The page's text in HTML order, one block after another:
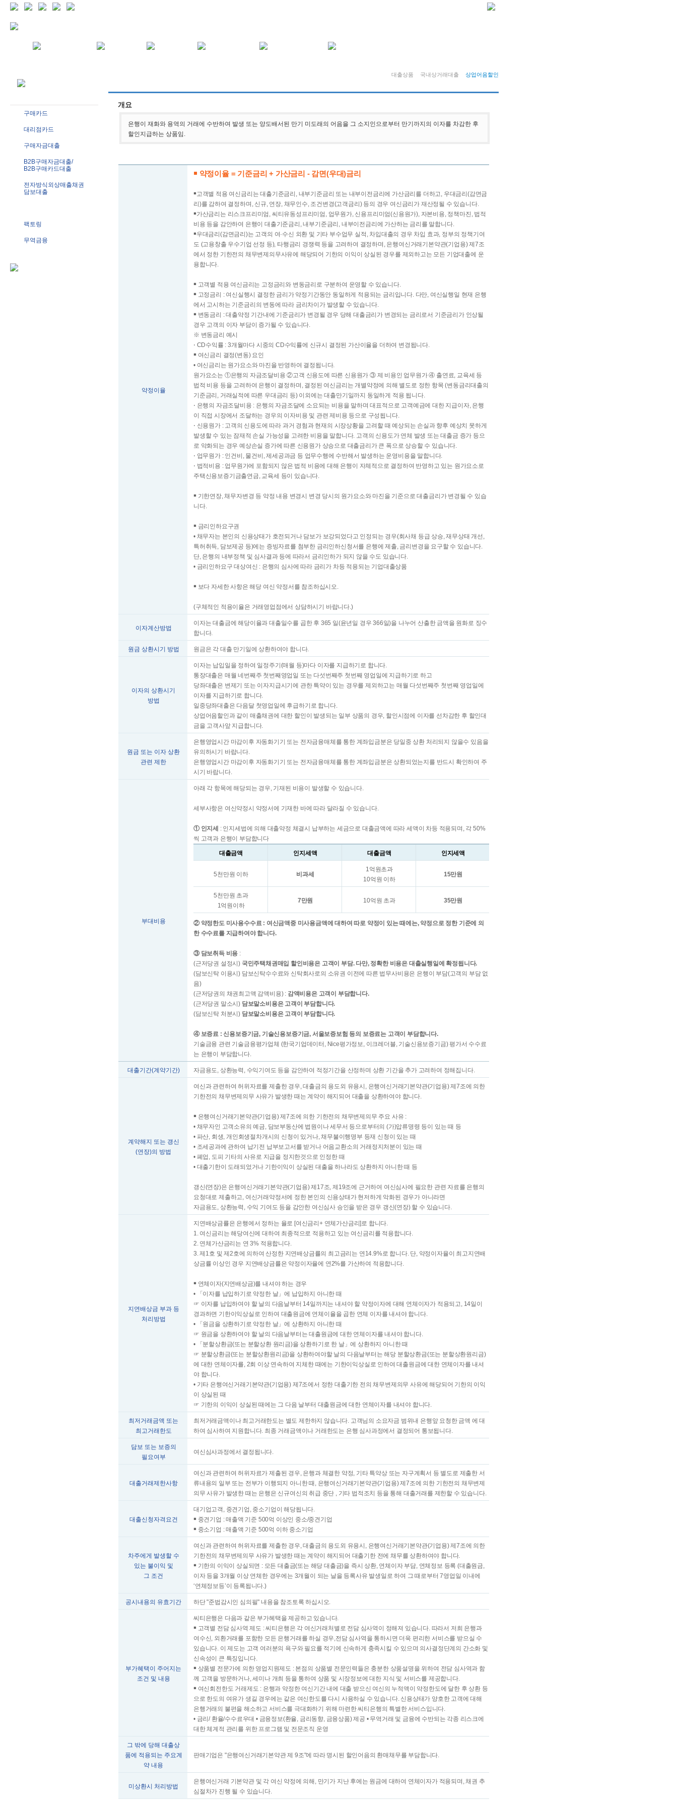
구매카드
대리점카드
구매자금대출
B2B구매자금대출/
B2B구매카드대출
전자방식외상매출채권
담보대출
팩토링
무역금융
대출상품 국내상거래대출 상업어음할인
개요
은행이 재화와 용역의 거래에 수반하여 발생 또는 양도배서된 만기 미도래의 어음을 그 소지인으로부터 만기까지의 이자를 차감한 후
할인지급하는 상품임.
약정이율
￭ 약정이율 = 기준금리 + 가산금리 - 감면(우대)금리
￭고객별 적용 여신금리는 대출기준금리, 내부기준금리 또는 내부이전금리에 가산금리를 더하고, 우대금리(감면금
리)를 감하여 결정하며, 신규, 연장, 채무인수, 조건변경(고객금리) 등의 경우 여신금리가 재산정될 수 있습니다.
￭가산금리는 리스크프리미엄, 씨티유동성프리미엄, 업무원가, 신용프리미엄(신용원가), 자본비용, 정책마진, 법적
비용 등을 감안하여 은행이 대출기준금리, 내부기준금리, 내부이전금리에 가산하는 금리를 말합니다.
￭우대금리(감면금리)는 고객의 여·수신 외환 및 기타 부수업무 실적, 차입대출의 경우 차입 효과, 정부의 정책기여
도 (고용창출 우수기업 선정 등), 타행금리 경쟁력 등을 고려하여 결정하며, 은행여신거래기본약관(기업용) 제7조
에서 정한 기한전의 채무변제의무사유에 해당되어 기한의 이익이 상실된 경우를 제외하고는 모든 기업대출에 운
용합니다.
￭ 고객별 적용 여신금리는 고정금리와 변동금리로 구분하여 운영할 수 있습니다.
￭ 고정금리 : 여신실행시 결정한 금리가 약정기간동안 동일하게 적용되는 금리입니다. 다만, 여신실행일 현재 은행
에서 고시하는 기준금리의 변동에 따라 금리차이가 발생할 수 있습니다.
￭ 변동금리 : 대출약정 기간내에 기준금리가 변경될 경우 당해 대출금리가 변경되는 금리로서 기준금리가 인상될
경우 고객의 이자 부담이 증가될 수 있습니다.
※ 변동금리 예시
⋅ CD수익률 : 3개월마다 시중의 CD수익률에 신규시 결정된 가산이율을 더하여 변경됩니다.
￭ 여신금리 결정(변동) 요인
• 여신금리는 원가요소와 마진을 반영하여 결정됩니다.
원가요소는 ①은행의 자금조달비용 ②고객 신용도에 따른 신용원가 ③ 제 비용인 업무원가 ④ 출연료, 교육세 등
법적 비용 등을 고려하여 은행이 결정하며, 결정된 여신금리는 개별약정에 의해 별도로 정한 항목 (변동금리대출의
기준금리, 거래실적에 따른 우대금리 등) 이외에는 대출만기일까지 동일하게 적용 됩니다.
⋅ 은행의 자금조달비용 : 은행의 자금조달에 소요되는 비용을 말하며 대표적으로 고객예금에 대한 지급이자, 은행
이 직접 시장에서 조달하는 경우의 이자비용 및 관련 제비용 등으로 구성됩니다.
⋅ 신용원가 : 고객의 신용도에 따라 과거 경험과 현재의 시장상황을 고려할 때 예상되는 손실과 향후 예상치 못하게
발생할 수 있는 잠재적 손실 가능성을 고려한 비용을 말합니다. 고객의 신용도가 연체 발생 또는 대출금 증가 등으
로 악화되는 경우 예상손실 증가에 따른 신용원가 상승으로 대출금리가 큰 폭으로 상승할 수 있습니다.
⋅ 업무원가 : 인건비, 물건비, 제세공과금 등 업무수행에 수반해서 발생하는 운영비용을 말합니다.
⋅ 법적비용 : 업무원가에 포함되지 않은 법적 비용에 대해 은행이 자체적으로 결정하여 반영하고 있는 원가요소로
주택신용보증기금출연금, 교육세 등이 있습니다.
￭ 기한연장, 채무자변경 등 약정 내용 변경시 변경 당시의 원가요소와 마진을 기준으로 대출금리가 변경될 수 있습
니다.
￭ 금리인하요구권
• 채무자는 본인의 신용상태가 호전되거나 담보가 보강되었다고 인정되는 경우(회사채 등급 상승, 재무상태 개선,
특허취득, 담보제공 등)에는 증빙자료를 첨부한 금리인하신청서를 은행에 제출, 금리변경을 요구할 수 있습니다.
단, 은행의 내부정책 및 심사결과 등에 따라서 금리인하가 되지 않을 수도 있습니다.
• 금리인하요구 대상여신 : 은행의 심사에 따라 금리가 차등 적용되는 기업대출상품
￭ 보다 자세한 사항은 해당 여신 약정서를 참조하십시오.
(구체적인 적용이율은 거래영업점에서 상담하시기 바랍니다.)
이자계산방법
이자는 대출금에 해당이율과 대출일수를 곱한 후 365 일(윤년일 경우 366일)을 나누어 산출한 금액을 원화로 징수
합니다.
원금 상환시기 방법 원금은 각 대출 만기일에 상환하여야 합니다.
이자의 상환시기
방법
이자는 납입일을 정하여 일정주기(매월 등)마다 이자를 지급하기로 합니다.
통장대출은 매월 네번째주 첫번째영업일 또는 다섯번째주 첫번째 영업일에 지급하기로 하고
당좌대출은 변제기 또는 이자지급시기에 관한 특약이 있는 경우를 제외하고는 매월 다섯번째주 첫번째 영업일에
이자를 지급하기로 합니다.
일중당좌대출은 다음달 첫영업일에 후급하기로 합니다.
상업어음할인과 같이 매출채권에 대한 할인이 발생되는 일부 상품의 경우, 할인시점에 이자를 선차감한 후 할인대
금을 고객사앞 지급합니다.
원금 또는 이자 상환
관련 제한
은행영업시간 마감이후 자동화기기 또는 전자금융매체를 통한 계좌입금분은 당일중 상환 처리되지 않을수 있음을
유의하시기 바랍니다.
은행영업시간 마감이후 자동화기기 또는 전자금융매체를 통한 계좌입금분은 상환되었는지를 반드시 확인하여 주
시기 바랍니다.
부대비용
아래 각 항목에 해당되는 경우, 기재된 비용이 발생할 수 있습니다.
세부사항은 여신약정시 약정서에 기재한 바에 따라 달라질 수 있습니다.
① 인지세
: 인지세법에 의해 대출약정 체결시 납부하는 세금으로 대출금액에 따라 세액이 차등 적용되며, 각 50%
씩 고객과 은행이 부담합니다
대출금액 인지세액 대출금액 인지세액
5천만원 이하 비과세
1억원초과
10억원 이하
15만원
5천만원 초과
1억원이하
7만원 10억원 초과 35만원
② 약정한도 미사용수수료 : 여신금액중 미사용금액에 대하여 따로 약정이 있는 때에는, 약정으로 정한 기준에 의
한 수수료를 지급하여야 합니다.
③ 담보취득 비용 :
(근저당권 설정시) 국민주택채권매입 할인비용은 고객이 부담. 다만, 정확한 비용은 대출실행일에 확정됩니다.
(담보신탁 이용시) 담보신탁수수료와 신탁회사로의 소유권 이전에 따른 법무사비용은 은행이 부담(고객의 부담 없
음)
(근저당권의 채권최고액 감액비용) : 감액비용은 고객이 부담합니다.
(근저당권 말소시) 담보말소비용은 고객이 부담합니다.
(담보신탁 처분시) 담보말소비용은 고객이 부담합니다.
④ 보증료 : 신용보증기금, 기술신용보증기금, 서울보증보험 등의 보증료는 고객이 부담합니다.
기술금융 관련 기술금융평가업체 (한국기업데이터, Nice평가정보, 이크레더블, 기술신용보증기금) 평가서 수수료
는 은행이 부담합니다.
대출기간(계약기간) 자금용도, 상환능력, 수익기여도 등을 감안하여 적정기간을 산정하며 상환 기간을 추가 고려하여 정해집니다.
계약해지 또는 갱신
(연장)의 방법
여신과 관련하여 허위자료를 제출한 경우, 대출금의 용도외 유용시, 은행여신거래기본약관(기업용) 제7조에 의한
기한전의 채무변제의무 사유가 발생한 때는 계약이 해지되어 대출을 상환하여야 합니다.
￭ 은행여신거래기본약관(기업용) 제7조에 의한 기한전의 채무변제의무 주요 사유 :
• 채무자인 고객소유의 예금, 담보부동산에 법원이나 세무서 등으로부터의 (가)압류명령 등이 있는 때 등
• 파산, 회생, 개인회생절차개시의 신청이 있거나, 채무불이행명부 등재 신청이 있는 때
• 조세공과에 관하여 납기전 납부보고서를 받거나 어음교환소의 거래정지처분이 있는 때
• 폐업, 도피 기타의 사유로 지급을 정지한것으로 인정한 때
• 대출기한이 도래되었거나 기한이익이 상실된 대출을 하나라도 상환하지 아니한 때 등
갱신(연장)은 은행여신거래기본약관(기업용) 제17조, 제19조에 근거하여 여신심사에 필요한 관련 자료를 은행의
요청대로 제출하고, 여신거래약정서에 정한 본인의 신용상태가 현저하게 악화된 경우가 아니라면
자금용도, 상환능력, 수익 기여도 등을 감안한 여신심사 승인을 받은 경우 갱신(연장) 할 수 있습니다.
지연배상금 부과 등
처리방법
지연배상금률은 은행에서 정하는 율로 [여신금리+ 연체가산금리]로 합니다.
1. 여신금리는 해당여신에 대하여 최종적으로 적용하고 있는 여신금리를 적용합니다.
2. 연체가산금리는 연 3% 적용합니다.
3. 제1호 및 제2호에 의하여 산정한 지연배상금률의 최고금리는 연14.9%로 합니다. 단, 약정이자율이 최고지연배
상금률 이상인 경우 지연배상금률은 약정이자율에 연2%를 가산하여 적용합니다.
￭ 연체이자(지연배상금)를 내셔야 하는 경우
• 「이자를 납입하기로 약정한 날」에 납입하지 아니한 때
☞ 이자를 납입하여야 할 날의 다음날부터 14일까지는 내셔야 할 약정이자에 대해 연체이자가 적용되고, 14일이
경과하면 기한이익상실로 인하여 대출원금에 연체이율을 곱한 연체 이자를 내셔야 합니다.
• 「원금을 상환하기로 약정한 날」에 상환하지 아니한 때
☞ 원금을 상환하여야 할 날의 다음날부터는 대출원금에 대한 연체이자를 내셔야 합니다.
• 「분할상환금(또는 분할상환 원리금)을 상환하기로 한 날」에 상환하지 아니한 때
☞ 분할상환금(또는 분할상환원리금)을 상환하여야할 날의 다음날부터는 해당 분할상환금(또는 분할상환원리금)
에 대한 연체이자를, 2회 이상 연속하여 지체한 때에는 기한이익상실로 인하여 대출원금에 대한 연체이자를 내셔
야 합니다.
• 기타 은행여신거래기본약관(기업용) 제7조에서 정한 대출기한 전의 채무변제의무 사유에 해당되어 기한의 이익
이 상실된 때
☞ 기한의 이익이 상실된 때에는 그 다음 날부터 대출원금에 대한 연체이자를 내셔야 합니다.
최저거래금액 또는
최고거래한도
최저거래금액이나 최고거래한도는 별도 제한하지 않습니다. 고객님의 소요자금 범위내 은행앞 요청한 금액 에 대
하여 심사하여 지원합니다. 최종 거래금액이나 거래한도는 은행 심사과정에서 결정되어 통보됩니다.
담보 또는 보증의
필요여부
여신심사과정에서 결정됩니다.
대출거래제한사항
여신과 관련하여 허위자료가 제출된 경우, 은행과 체결한 약정, 기타 특약상 또는 자구계획서 등 별도로 제출한 서
류내용의 일부 또는 전부가 이행되지 아니한 때, 은행여신거래기본약관(기업용) 제7조에 의한 기한전의 채무변제
의무 사유가 발생한 때는 은행은 신규여신의 취급 중단 , 기타 법적조치 등을 통해 대출거래를 제한할 수 있습니다.
대출신청자격요건
대기업고객, 중견기업, 중소기업이 해당됩니다.
￭ 중견기업 : 매출액 기준 500억 이상인 중소/중견기업
￭ 중소기업 : 매출액 기준 500억 이하 중소기업
차주에게 발생할 수
있는 불이익 및
그 조건
여신과 관련하여 허위자료를 제출한 경우, 대출금의 용도외 유용시, 은행여신거래기본약관(기업용) 제7조에 의한
기한전의 채무변제의무 사유가 발생한 때는 계약이 해지되어 대출기한 전에 채무를 상환하여야 합니다.
￭ 기한의 이익이 상실되면 : 모든 대출금(또는 해당 대출금)을 즉시 상환, 연체이자 부담, 연체정보 등록 (대출원금,
이자 등을 3개월 이상 연체한 경우에는 3개월이 되는 날을 등록사유 발생일로 하여 그 때로부터 7영업일 이내에
‘연체정보등’이 등록됩니다.)
공시내용의 유효기간 하단 "준법감시인 심의필" 내용을 참조토록 하십시오.
부가혜택이 주어지는
조건 및 내용
씨티은행은 다음과 같은 부가헤택을 제공하고 있습니다.
￭ 고객별 전담 심사역 제도 : 씨티은행은 각 여신거래처별로 전담 심사역이 정해져 있습니다. 따라서 저희 은행과
여수신, 외환거래를 포함한 모든 은행거래를 하실 경우,전담 심사역을 통하시면 더욱 편리한 서비스를 받으실 수
있습니다. 이 제도는 고객 여러분의 욕구와 필요를 적기에 신속하게 충족시킬 수 있으며 의사결정단계의 간소화 및
신속성이 큰 특징입니다.
￭ 상품별 전문가에 의한 영업지원제도 : 본점의 상품별 전문인력들은 충분한 상품설명을 위하여 전담 심사역과 함
께 고객을 방문하거나, 세미나 개최 등을 통하여 상품 및 시장정보에 대한 지식 및 서비스를 제공합니다.
￭ 여신회전한도 거래제도 : 은행과 약정한 여신기간 내에 대출 받으신 여신의 누적액이 약정한도에 달한 후 상환 등
으로 한도의 여유가 생길 경우에는 같은 여신한도를 다시 사용하실 수 있습니다. 신용상태가 양호한 고객에 대해
은행거래의 불편을 해소하고 서비스를 극대화하기 위해 마련한 씨티은행의 특별한 서비스입니다.
• 금리/ 환율/수수료우대 • 금융정보(환율, 금리동향, 금융상품) 제공 • 무역거래 및 금융에 수반되는 각종 리스크에
대한 체계적 관리를 위한 프로그램 및 전문조직 운영
그 밖에 당해 대출상
품에 적용되는 주요계
약 내용
판매기업은 "은행여신거래기본약관 제 9조"에 따라 명시된 할인어음의 환매채무를 부담합니다.
미상환시 처리방법
은행여신거래 기본약관 및 각 여신 약정에 의해, 만기가 지난 후에는 원금에 대하여 연체이자가 적용되며, 채권 추
심절차가 진행 될 수 있습니다.